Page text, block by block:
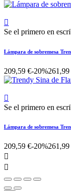

Se el primero en
Lámpara de sobremesa
209,59 €-20%261,99

Se el primero en
Lámpara de sobremesa
209,59 €-20%261,99

